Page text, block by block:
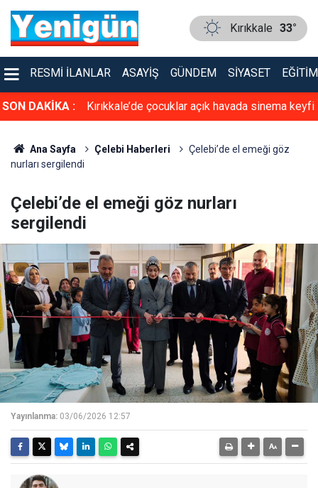
Kırıkkale 33°
RESMI İLANLAR ASAYIŞ GÜNDEM SIYASET EĞITIM
SON DAKİKA :
sinema keyfi Kırıkkale’de uyuşturucu operasyonu!
Ana Sayfa Çelebi Haberleri
Çelebi’de el emeği göz
nurları sergilendi
Çelebi’de el emeği göz nurları
sergilendi
Yayınlanma: 03/06/2026 12:57